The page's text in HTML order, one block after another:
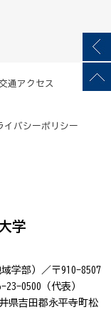
通アクセス
イバシーポリシー
学
学部）／〒910-8507
0500（代表）
県吉田郡永平寺町松